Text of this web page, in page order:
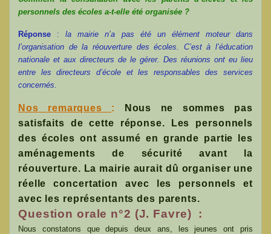
personnels des écoles a-t-elle été organisée ?
Réponse :la mairie n’a pas été un élément moteur dans
l’organisation de la réouverture des écoles. C’est à l’éducation
nationale et aux directeurs de le gérer. Des réunions ont eu lieu
entre les directeurs d’école et les responsables des services
concernés.
Nos remarques :
Nous ne sommes pas
satisfaits de cette réponse. Les personnels
des écoles ont assumé en grande partie les
aménagements de sécurité avant la
réouverture. La mairie aurait dû organiser une
réelle concertation avec les personnels et
avec les représentants des parents.
Question orale n°2 (J. Favre) :
Nous constatons que depuis deux ans, les jeunes ont pris